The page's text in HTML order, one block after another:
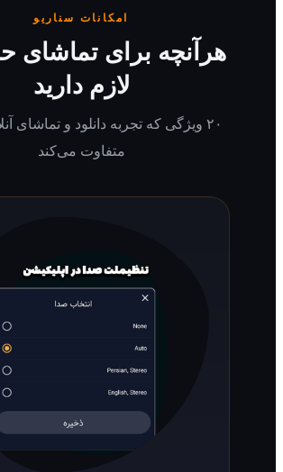
امکانات سناریو
برای تماشای حرفه‌ای
لازم دارید
۲۰ ویژگی که تجربه دانلود و تماشای آنلاین شما را
متفاوت می‌کند